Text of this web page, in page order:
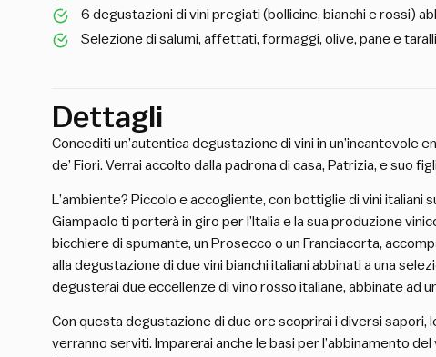
6 degustazioni di vini pregiati (bollicine, bianchi e rossi)
Selezione di salumi, affettati, formaggi, olive, pane e taralli
Dettagli
Concediti un’autentica degustazione di vini in un’incantevole
de’ Fiori. Verrai accolto dalla padrona di casa, Patrizia, e suo
L’ambiente? Piccolo e accogliente, con bottiglie di vini
Giampaolo ti porterà in giro per l’Italia e la sua produzione
bicchiere di spumante, un Prosecco o un Franciacorta,
alla degustazione di due vini bianchi italiani abbinati a una
degusterai due eccellenze di vino rosso italiane, abbinate ad
Con questa degustazione di due ore scoprirai i diversi sapori,
verranno serviti. Imparerai anche le basi per l’abbinamento